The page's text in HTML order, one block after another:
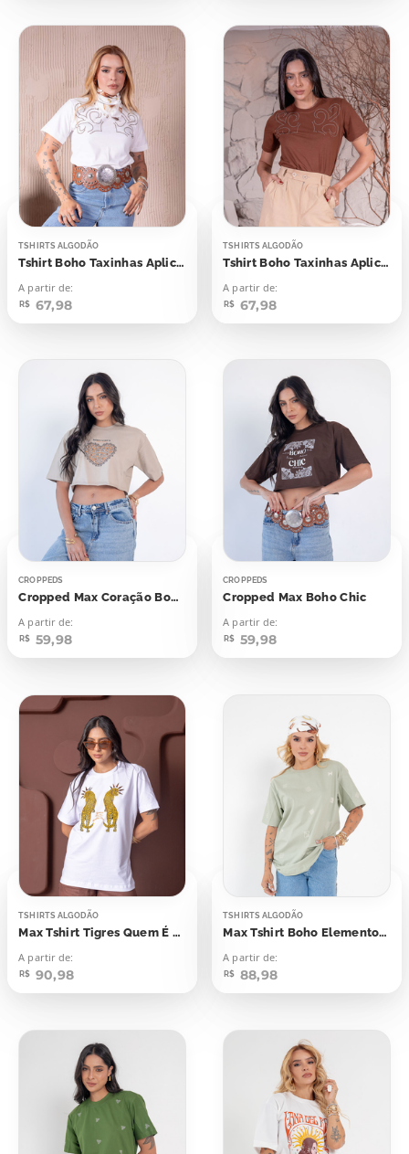
TSHIRTS ALGODÃO
Tshirt Boho Taxinhas Aplicação
A partir de:
R$ 67,98
TSHIRTS ALGODÃO
Tshirt Boho Taxinhas Aplicação
A partir de:
R$ 67,98
CROPPEDS
Cropped Max Coração Boho Chic
A partir de:
R$ 59,98
CROPPEDS
Cropped Max Boho Chic
A partir de:
R$ 59,98
TSHIRTS ALGODÃO
Max Tshirt Tigres Quem É Sol Aplicação
A partir de:
R$ 90,98
TSHIRTS ALGODÃO
Max Tshirt Boho Elementos Total
A partir de:
R$ 88,98